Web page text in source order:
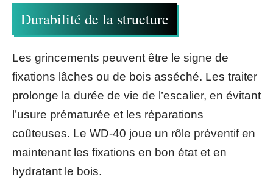
Durabilité de la structure
Les grincements peuvent être le signe de
fixations lâches ou de bois asséché. Les traiter
prolonge la durée de vie de l’escalier, en évitant
l’usure prématurée et les réparations
coûteuses. Le WD-40 joue un rôle préventif en
maintenant les fixations en bon état et en
hydratant le bois.